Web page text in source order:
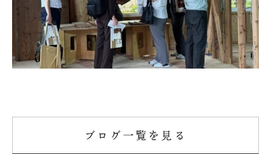
ブログ一覧を見る